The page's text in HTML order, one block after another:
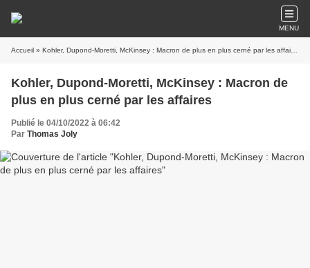
MENU
Accueil » Kohler, Dupond-Moretti, McKinsey : Macron de plus en plus cerné par les affaires
Kohler, Dupond-Moretti, McKinsey : Macron de
plus en plus cerné par les affaires
Publié le 04/10/2022 à 06:42
Par Thomas Joly